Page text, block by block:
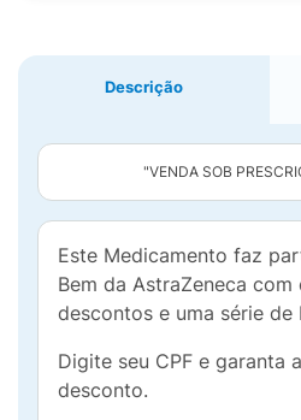
Descrição
"VENDA SOB
Este Medicamento faz
Bem da AstraZeneca
descontos e uma série de
Digite seu CPF e garanta
desconto.